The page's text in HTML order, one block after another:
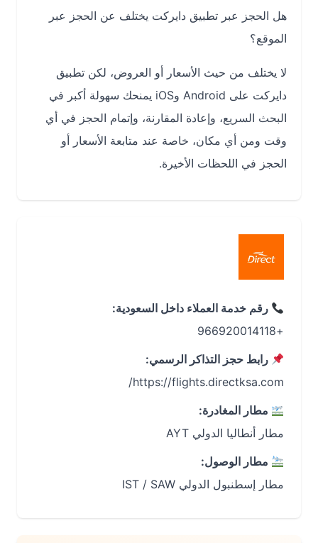
هل الحجز عبر تطبيق دايركت يختلف عن الحجز عبر
الموقع؟
لا يختلف من حيث الأسعار أو العروض، لكن تطبيق
دايركت على Android وiOS يمنحك سهولة أكبر في
البحث السريع، وإعادة المقارنة، وإتمام الحجز في أي
وقت ومن أي مكان، خاصة عند متابعة الأسعار أو
الحجز في اللحظات الأخيرة.
رقم خدمة العملاء داخل السعودية:
رابط حجز التذاكر الرسمي:
https://flights.directksa.com/
مطار المغادرة:
مطار أنطاليا الدولي AYT
مطار الوصول:
مطار إسطنبول الدولي IST / SAW